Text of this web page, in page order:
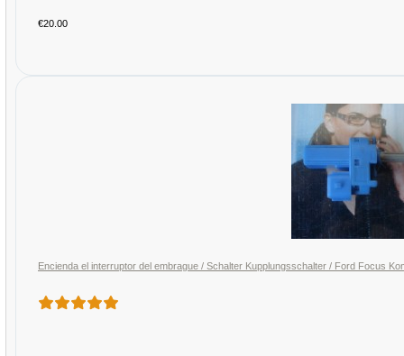
€20.00
Encienda el interruptor del embrague / Schalter Kupplungsschalter / Ford Focus